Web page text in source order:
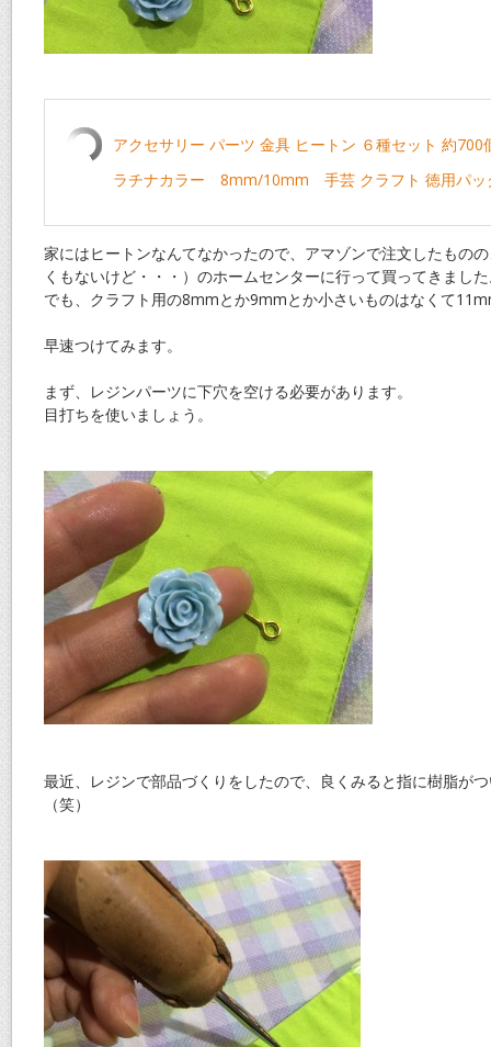
アクセサリー パーツ 金具 ヒートン ６種セット 約
ラチナカラー 8mm/10mm 手芸 クラフト 徳用パッ
家にはヒートンなんてなかったので、アマゾンで注文したもの
くもないけど・・・）のホームセンターに行って買ってきまし
でも、クラフト用の8mmとか9mmとか小さいものはなくて
早速つけてみます。
まず、レジンパーツに下穴を空ける必要があります。
目打ちを使いましょう。
最近、レジンで部品づくりをしたので、良くみると指に樹脂が
（笑）